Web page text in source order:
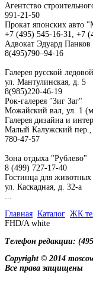
Агентство
991-21-50
Прокат японских авто
+7 (495) 545-16-31, +7
Адвокат Эдуард Панков
8(495)790–94-16
Галерея русской
ул. Мантулинская, д. 5
8(985)220-46-19
Рок-галерея "Зиг Заг"
Можайский вал, ул. 1
Галерея дизайна и
Малый Калужский пер.,
780-47-57
Зона отдыха "Рублево"
8 (499) 727-17-40
Гостинца для
ул. Каскадная, д. 32-а
Главная Каталог ЖК
FHD/A white
Телефон редакции:
Copyright © 2014
Все права защищены